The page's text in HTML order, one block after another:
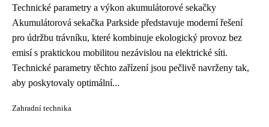
Technické parametry a výkon akumulátorové sekačky
Akumulátorová sekačka Parkside představuje moderní řešení
pro údržbu trávníku, které kombinuje ekologický provoz bez
emisí s praktickou mobilitou nezávislou na elektrické síti.
Technické parametry těchto zařízení jsou pečlivě navrženy tak,
aby poskytovaly optimální...
Zahradní technika